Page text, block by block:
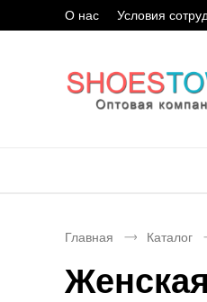
О нас Условия
Главная Каталог